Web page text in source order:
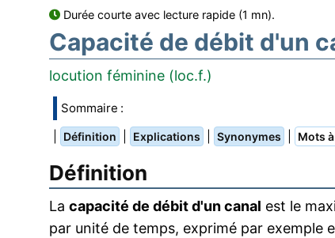
Durée courte avec lecture rapide (1 mn).
Capacité de débit d'un
locution féminine (loc.f.)
Sommaire :
Définition Explications Synonymes Mots
Définition
La capacité de débit d'un canal est le
par unité de temps, exprimé par exemple